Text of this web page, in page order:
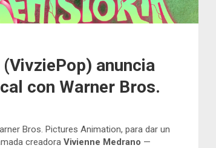
(VivziePop) anuncia
con Warner Bros.
Bros. Pictures Animation, para dar un
creadora Vivienne Medrano —